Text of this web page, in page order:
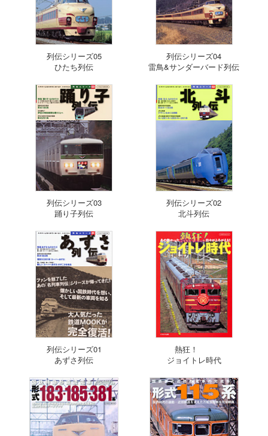
列伝シリーズ05
ひたち列伝
列伝シリーズ04
雷鳥&サンダーバード列伝
列伝シリーズ03
踊り子列伝
列伝シリーズ02
北斗列伝
列伝シリーズ01
あずさ列伝
熱狂！
ジョイトレ時代